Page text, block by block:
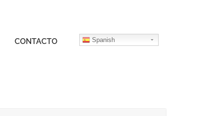
CONTACTO Spanish